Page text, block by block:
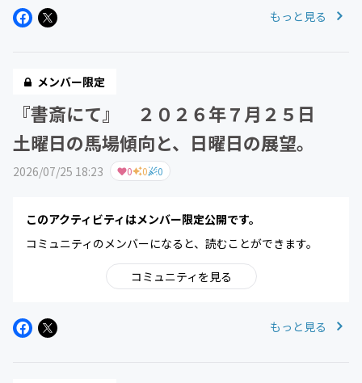
もっと見る
メンバー限定
『書斎にて』 ２０２６年７月２５日
土曜日の馬場傾向と、日曜日の展望。
2026/07/25 18:23 0 0 0
このアクティビティはメンバー限定公開です。
コミュニティのメンバーになると、読むことができます。
コミュニティを見る
もっと見る